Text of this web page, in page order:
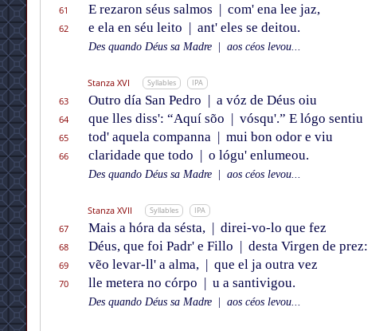
61
E rezaron séus salmos | com' ena lee jaz,
62
e ela en séu leito | ant' eles se deitou.
Des quando Déus sa Madre
aos céos levou...
Stanza XVI Syllables IPA
63 Outro día San Pedro | a vóz de Déus oiu
64
que lles diss': “Aquí sõo | vósqu'.” E lógo sentiu
65
tod' aquela companna | mui bon odor e viu
66
claridade que todo | o lógu' enlumeou.
Des quando Déus sa Madre
aos céos levou...
Stanza XVII Syllables IPA
67 Mais a hóra da sésta, | direi-vo-lo que fez
68
Déus, que foi Padr' e Fillo | desta Virgen de prez:
69
vẽo levar-ll' a alma, | que el ja outra vez
70
lle metera no córpo | u a santivigou.
Des quando Déus sa Madre
aos céos levou...